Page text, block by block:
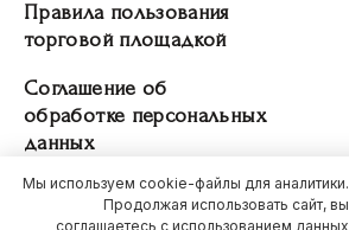
Правила пользования
торговой площадкой
Соглашение об
обработке персональных
данных
Мы используем cookie-файлы для аналитики.
Продолжая использовать сайт, вы
соглашаетесь с использованием данных